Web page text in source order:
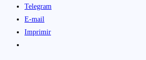
Telegram
E-mail
Imprimir